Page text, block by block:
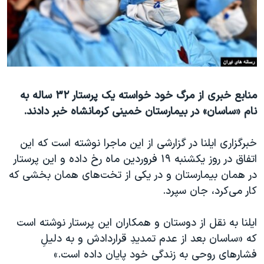
فرهنگ و زندگی
حقوق شهروندی
اقتصادی
اسرائیل در جنگ
گالری عکس
آرشیو پخش زنده
مستندها
انتخابات ریاست جمهوری آمریکا ۲۰۲۴
حمله جمهوری اسلامی به اسرائیل
ورزش زنان در ایران
اعتراضات زن، زندگی، آزادی
مجموعه مستندهای دادخواهی
تریبونال مردمی آبان ۹۸
دادگاه حمید نوری
قانون شفافیت دارائی کادر رهبری ایران
اعتراضات مردمی آبان ۹۸
دنبال کنید
زبانهای مختلف
منابع خبری از مرگ خود خواسته یک پرستار ۳۲ ساله به
نام «ساسان» در بیمارستان خمینی کرمانشاه خبر دادند.
خبرگزاری ایلنا در گزارشی از این ماجرا نوشته است که این
اتفاق در روز یکشنبه ۱۹ فروردین ماه رخ داده و این پرستار
در همان بیمارستان و در یکی از تخت‌های همان بخشی که
کار می‌کرد، جان سپرد.
ایلنا به نقل از دوستان و همکاران این پرستار نوشته است
که «ساسان بعد از عدم تمدیدِ قراردادش و به دلیلِ
فشارهای روحی به زندگی خود پایان داده است.»